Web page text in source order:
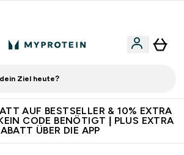
Ziel heute?
AUF BESTSELLER & 10% EXTRA
CODE BENÖTIGT | PLUS EXTRA
ÜBER DIE APP